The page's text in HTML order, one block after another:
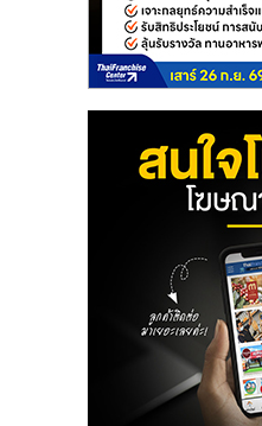
ไชส์
ขาย